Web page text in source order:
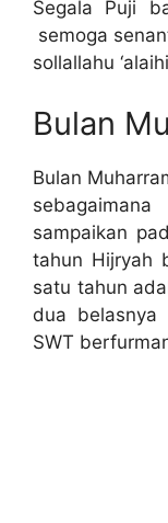
Segala Puji
semoga
sollallahu
Bulan
Bulan
sampaikan
tahun Hijryah
satu tahun
dua belasnya
SWT